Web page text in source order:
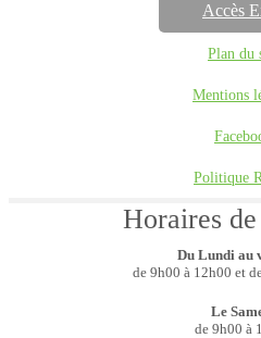
Accès
Plan du
Mentions
Politique
Horaires
Du Lundi au
de 9h00 à 12h00 et
Le
de 9h00 à